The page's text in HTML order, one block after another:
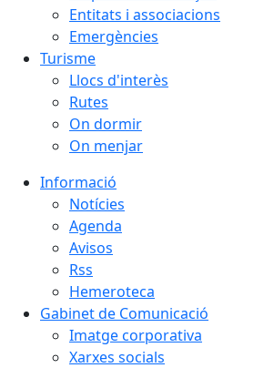
Entitats i associacions
Emergències
Turisme
Llocs d'interès
Rutes
On dormir
On menjar
Informació
Notícies
Agenda
Avisos
Rss
Hemeroteca
Gabinet de Comunicació
Imatge corporativa
Xarxes socials